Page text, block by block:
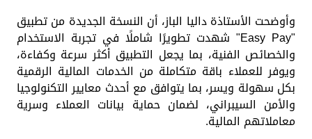
وأوضحت الأستاذة داليا الباز، أن النسخة الجديدة من تطبيق
"Easy Pay" شهدت تطويرًا شاملًا في تجربة الاستخدام
والخصائص الفنية، بما يجعل التطبيق أكثر سرعة وكفاءة،
ويوفر للعملاء باقة متكاملة من الخدمات المالية الرقمية
بكل سهولة ويسر، بما يتوافق مع أحدث معايير التكنولوجيا
والأمن السيبراني، لضمان حماية بيانات العملاء وسرية
معاملاتهم المالية.